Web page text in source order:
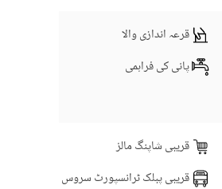
قرعہ اندازی والا
پانی کی فراہمی
قریبی شاپنگ مالز
قریبی پبلک ٹرانسپورٹ سروس